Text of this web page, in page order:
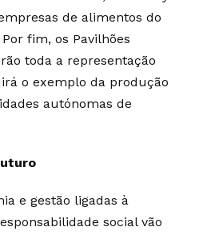
de alimentos do
fim, os Pavilhões
toda a representação
o exemplo da produção
autónomas de
e gestão ligadas à
social vão